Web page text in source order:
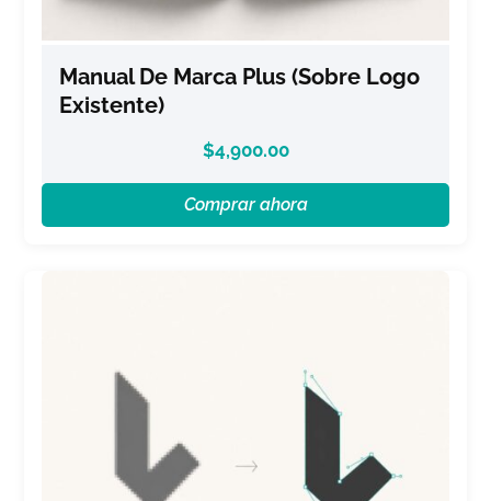
Manual De Marca Plus (sobre Logo
Existente)
$4,900.00
Comprar ahora